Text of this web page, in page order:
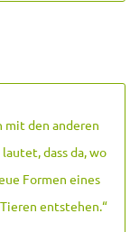
mit den anderen
dass da, wo
Formen eines
entstehen.“